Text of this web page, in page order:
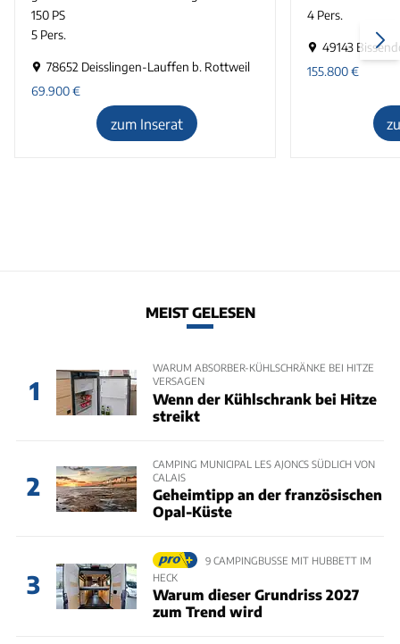
150 PS
5 Pers.
78652 Deisslingen-Lauffen b. Rottweil
69.900€
zum Inserat
4 Pers.
49143
155.800€
MEIST GELESEN
1
WARUM ABSORBER-KÜHLSCHRÄNKE BEI HITZE
VERSAGEN
Wenn der Kühlschrank bei Hitze
streikt
2
CAMPING MUNICIPAL LES AJONCS SÜDLICH VON
CALAIS
Geheimtipp an der französischen
Opal-Küste
3
9 CAMPINGBUSSE MIT HUBBETT IM
HECK
Warum dieser Grundriss 2027
zum Trend wird